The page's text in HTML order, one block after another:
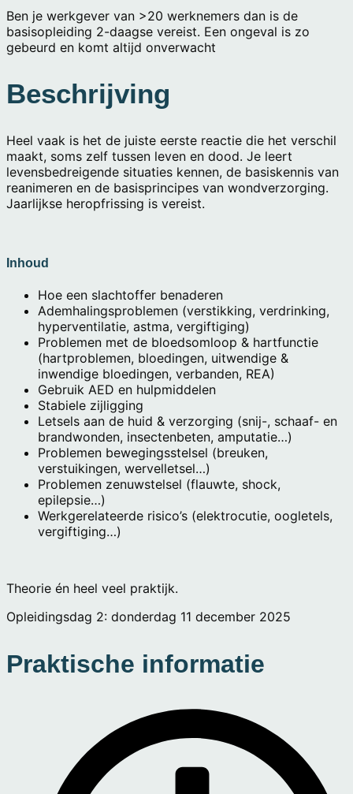
Ben je werkgever van >20 werknemers dan is de
basisopleiding 2-daagse vereist. Een ongeval is zo
gebeurd en komt altijd onverwacht
Beschrijving
Heel vaak is het de juiste eerste reactie die het verschil
maakt, soms zelf tussen leven en dood. Je leert
levensbedreigende situaties kennen, de basiskennis van
reanimeren en de basisprincipes van wondverzorging.
Jaarlijkse heropfrissing is vereist.
Inhoud
Hoe een slachtoffer benaderen
Ademhalingsproblemen (verstikking, verdrinking,
hyperventilatie, astma, vergiftiging)
Problemen met de bloedsomloop & hartfunctie
(hartproblemen, bloedingen, uitwendige &
inwendige bloedingen, verbanden, REA)
Gebruik AED en hulpmiddelen
Stabiele zijligging
Letsels aan de huid & verzorging (snij-, schaaf- en
brandwonden, insectenbeten, amputatie…)
Problemen bewegingsstelsel (breuken,
verstuikingen, wervelletsel…)
Problemen zenuwstelsel (flauwte, shock,
epilepsie…)
Werkgerelateerde risico’s (elektrocutie, oogletels,
vergiftiging…)
Theorie én heel veel praktijk.
Opleidingsdag 2: donderdag 11 december 2025
Praktische informatie